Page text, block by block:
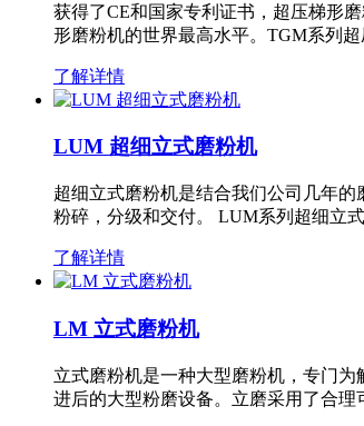
获得了CE和国家专利证书，超压梯形
形磨粉机的世界最高水平。TGM系列
了解详情
LUM 超细立式磨粉机
超细立式磨粉机是结合我们公司几年
粉碎，分级和交付。 LUM系列超细立
了解详情
LM 立式磨粉机
立式磨粉机是一种大型磨粉机，专门
进后的大型粉磨设备。立磨采用了合